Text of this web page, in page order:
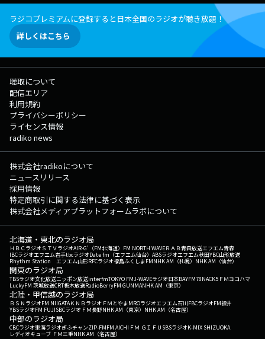
ラジコプレミアムに登録すると日本全国のラジオが聴き放題！
詳しくはこちら
聴取について
配信エリア
利用規約
プライバシーポリシー
ライセンス情報
radiko news
株式会社radikoについて
ニュースリリース
採用情報
特定商取引に関する法律に基づく表示
株式会社メディアプラットフォームラボについて
北海道・東北のラジオ局
ＨＢＣラジオＳＴＶラジオAIR-G'（FM北海道） FM NORTH WAVEＲＡＢ青森放送エフエム青森
IBCラジオエフエム岩手tbcラジオDate fm（エフエム仙台） ABSラジオエフエム秋田YBC山形放送
Rhythm Station エフエム山形RFCラジオ福島ふくしまFMNHK AM（札幌） NHK AM（仙台）
関東のラジオ局
TBSラジオ文化放送ニッポン放送interfmTOKYO FMJ-WAVEラジオ日本BAYFM78NACK5 ＦＭヨコハマ
LuckyFM 茨城放送CRT栃木放送RadioBerryFM GUNMANHK AM（東京）
北陸・甲信越のラジオ局
ＢＳＮラジオFM NIIGATAＫＮＢラジオ ＦＭとやまMROラジオエフエム石川FBCラジオFM福井
YBSラジオFM FUJISBCラジオ ＦＭ長野NHK AM（東京） NHK AM（名古屋）
中部のラジオ局
CBCラジオ東海ラジオぎふチャンZIP-FMFM AICHI ＦＭ ＧＩＦＵ SBSラジオK-MIX SHIZUOKA
レディオキューブ ＦＭ三重NHK AM（名古屋）